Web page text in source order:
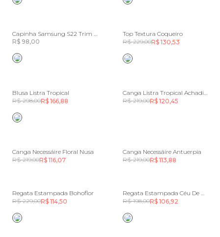
Capinha Samsung S22 Trim Estampada Borda Cor
R$ 98,00
Top Textura Coqueiro
R$ 229,00R$ 130,53
Blusa Listra Tropical
R$ 298,00R$ 166,88
Canga Listra Tropical Achadinhos
R$ 219,00R$ 120,45
Canga Necessáire Floral Nusa
R$ 219,00R$ 116,07
Canga Necessáire Antuerpia
R$ 219,00R$ 113,88
Regata Estampada Bohoflor
R$ 229,00R$ 114,50
Regata Estampada Céu De Arara Verde
R$ 198,00R$ 106,92